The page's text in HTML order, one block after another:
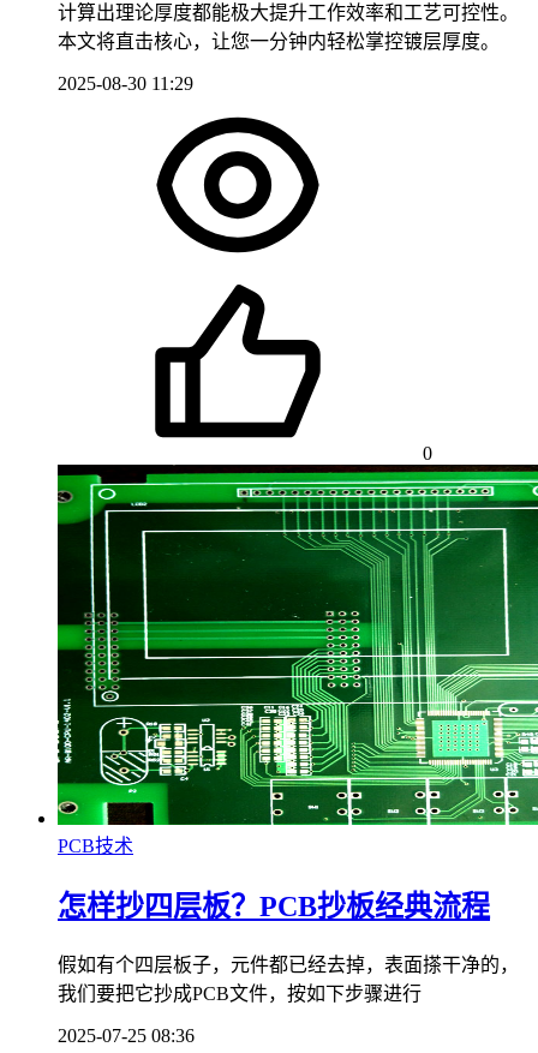
计算出理论厚度都能极大提升工作效率和工艺可控性。
本文将直击核心，让您一分钟内轻松掌控镀层厚度。
2025-08-30 11:29
0
PCB技术
怎样抄四层板？PCB抄板经典流程
假如有个四层板子，元件都已经去掉，表面搽干净的，
我们要把它抄成PCB文件，按如下步骤进行
2025-07-25 08:36